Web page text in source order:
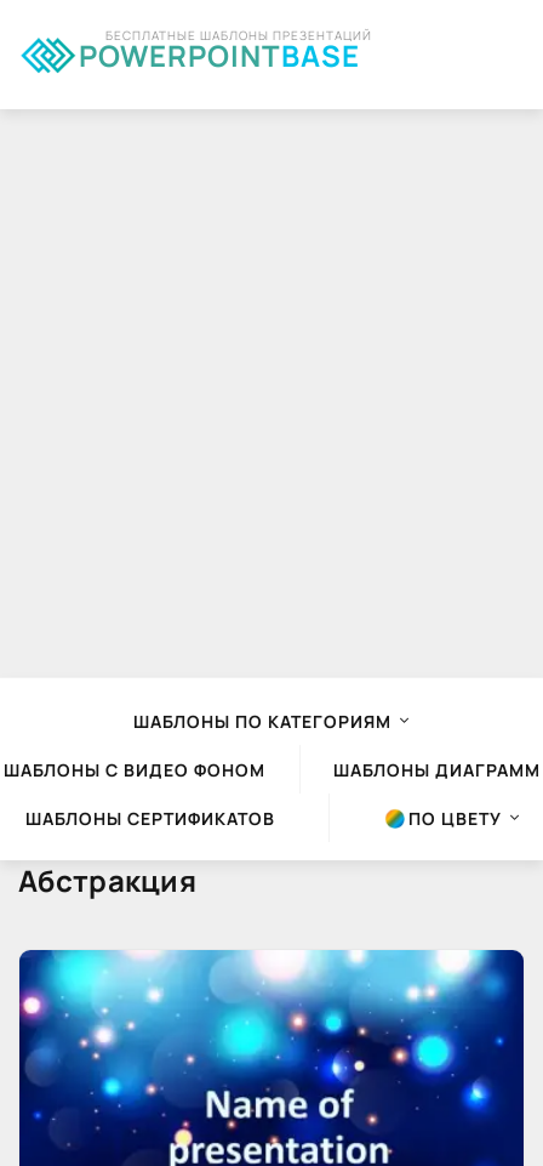
POWERPOINTBASE
БЕСПЛАТНЫЕ ШАБЛОНЫ ПРЕЗЕНТАЦИЙ
ШАБЛОНЫ ПО КАТЕГОРИЯМ
ШАБЛОНЫ С ВИДЕО ФОНОМ ШАБЛОНЫ ДИАГРАММ
ШАБЛОНЫ СЕРТИФИКАТОВ ПО ЦВЕТУ
Абстракция